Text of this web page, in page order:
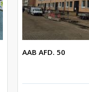
AAB AFD. 50